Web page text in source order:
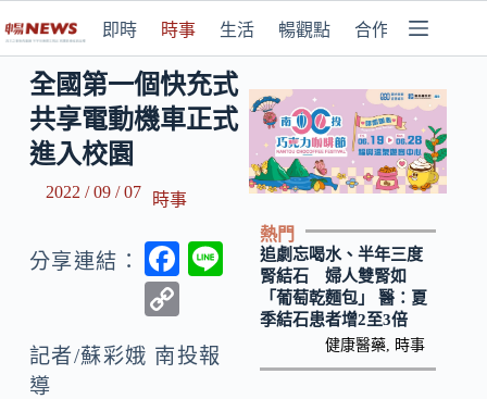
即時 時事 生活 暢觀點 合作媒體
全國第一個快充式
共享電動機車正式
進入校園
2022 / 09 / 07 時事
分享連結：
F
b
p
記者/蘇彩娥 南投報
導
熱門
追劇忘喝水、半年三度
腎結石 婦人雙腎如
「葡萄乾麵包」 醫：夏
季結石患者增2至3倍
健康醫藥 時事